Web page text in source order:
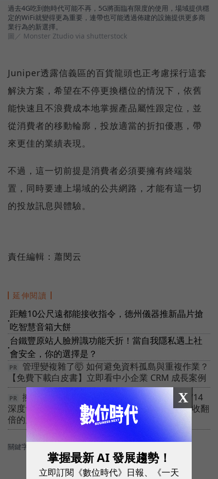
過去4G吃到飽時代可能不再，5G將面臨有限度的使用，場域提供穩
定的WiFi就變得更為重要，連帶也可能透過佈建的設施提供更多商
業行為的新選擇。
圖／ Monster Ztudio via shutterstock
Juniper透露信義區的百貨龍頭也正考慮採行這套
解決方案，希望在不停更換櫃位的情況下，依舊
能快速且不浪費成本地掌握產品屬性跟定位，並
從消費者的移動輪廓，投放適當的折扣優惠，帶
來更佳的業績表現。
不過，這一切前提是消費者必須要擁有終端裝
置，同時要連上場域的公共網路，才能有這一切
的投放訊息與體驗。
責任編輯：蕭閔云
延伸閱讀
●
距離10公尺遠都能接收指令，德州儀器推新晶片搶
吃智慧音箱大餅
●
台鐵豐原站人臉辨識功能夭折！當自我隱私遇上社
會安全，你的選擇是？
管理變複雜了🤯 如何避免資料孤島與重複作業？
【免費下載白皮書】立即看中小企業 CRM 成長案例
擁有百萬會員資料，卻無法有效變現？【10/14
深度會員經營】從數據解讀到策略落地，解密營收翻
倍的底層邏輯！
關鍵字：
X
掌握最新 AI 發展趨勢！
立即訂閱《數位時代》日報、《一天